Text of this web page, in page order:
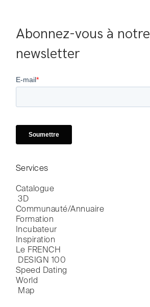
Abonnez-vous à notre
newsletter
Services
Catalogue
3D
Communauté/Annuaire
Formation
Incubateur
Inspiration
Le FRENCH
DESIGN 100
Speed Dating
World
Map